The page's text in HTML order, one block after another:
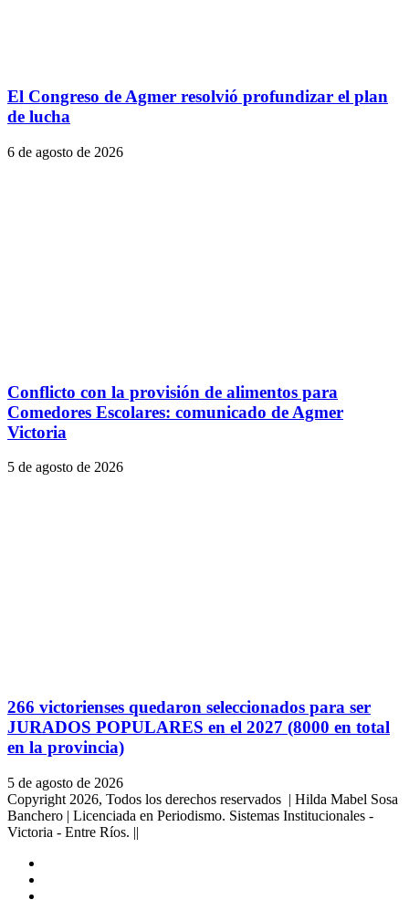
El Congreso de Agmer resolvió profundizar el plan
de lucha
6 de agosto de 2026
Conflicto con la provisión de alimentos para
Comedores Escolares: comunicado de Agmer
Victoria
5 de agosto de 2026
266 victorienses quedaron seleccionados para ser
JURADOS POPULARES en el 2027 (8000 en total
en la provincia)
5 de agosto de 2026
Copyright 2026, Todos los derechos reservados | Hilda Mabel Sosa
Banchero | Licenciada en Periodismo. Sistemas Institucionales -
Victoria - Entre Ríos. ||